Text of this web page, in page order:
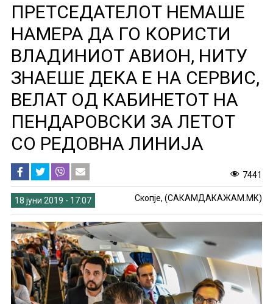
ПРЕТСЕДАТЕЛОТ НЕМАШЕ
НАМЕРА ДА ГО КОРИСТИ
ВЛАДИНИОТ АВИОН, НИТУ
ЗНАЕШЕ ДЕКА Е НА СЕРВИС,
ВЕЛАТ ОД КАБИНЕТОТ НА
ПЕНДАРОВСКИ ЗА ЛЕТОТ
СО РЕДОВНА ЛИНИЈА
7441
18 јуни 2019 - 17:07 Скопје, (САКАМДАКАЖАМ.МК)